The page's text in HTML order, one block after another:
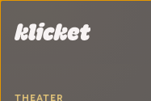
THEATER